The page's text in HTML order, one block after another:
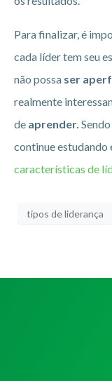
Para finalizar, é
cada líder tem seu
não possa ser
realmente
de aprender.
continue estudando
características de
tipos de liderança